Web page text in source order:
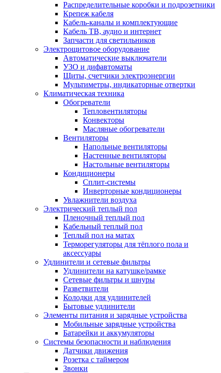
Распределительные коробки и подрозетники
Крепеж кабеля
Кабель-каналы и комплектующие
Кабель ТВ, аудио и интернет
Запчасти для светильников
Электрощитовое оборудование
Автоматические выключатели
УЗО и дифавтоматы
Щиты, счетчики электроэнергии
Мультиметры, индикаторные отвертки
Климатическая техника
Обогреватели
Тепловентиляторы
Конвекторы
Масляные обогреватели
Вентиляторы
Напольные вентиляторы
Настенные вентиляторы
Настольные вентиляторы
Кондиционеры
Сплит-системы
Инверторные кондиционеры
Увлажнители воздуха
Электрический теплый пол
Пленочный теплый пол
Кабельный теплый пол
Теплый пол на матах
Терморегуляторы для тёплого пола и
аксессуары
Удлинители и сетевые фильтры
Удлинители на катушке/рамке
Сетевые фильтры и шнуры
Разветвители
Колодки для удлинителей
Бытовые удлинители
Элементы питания и зарядные устройства
Мобильные зарядные устройства
Батарейки и аккумуляторы
Системы безопасности и наблюдения
Датчики движения
Розетка с таймером
Звонки